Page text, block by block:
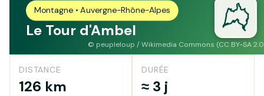
Montagne • Auvergne-Rhône-Alpes
Le Tour d'Ambel
© peupleloup / Wikimedia Commons (CC BY-SA
DISTANCE
126 km
DURÉE
≈ 3 j